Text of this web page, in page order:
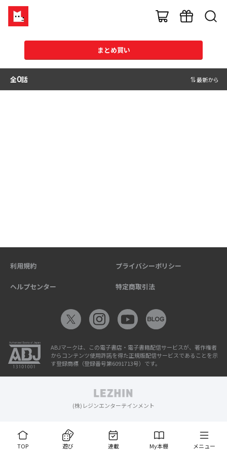
まとめ買い
全0話 最新から
TOP 遊び 連載 My本棚 メニュー
利用規約 プライバシーポリシー
ヘルプセンター 特定商取引法
ABJマークは、この電子書店・電子書籍配信サービスが、著作権者
からコンテンツ使用許諾を得た正規版配信サービスであることを示
す登録商標（登録番号第6091713号）です。
(株)レジンエンターテインメント